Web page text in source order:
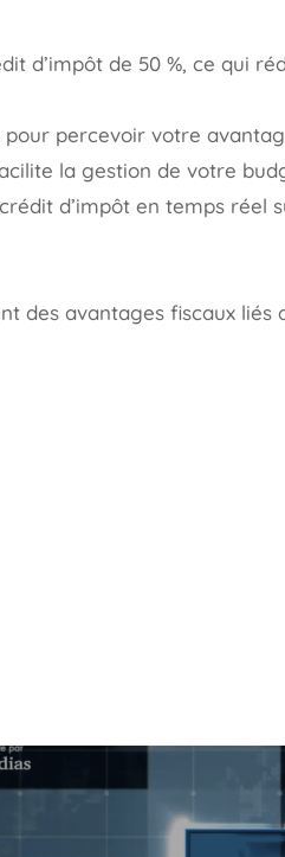
d’impôt de 50 %, ce qui
pour percevoir votre
la gestion de votre
d’impôt en temps réel
des avantages fiscaux liés